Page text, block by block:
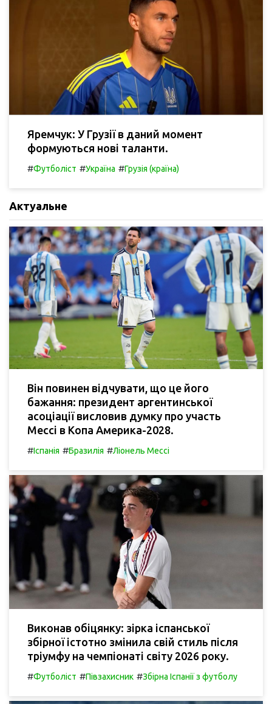
Яремчук: У Грузії в даний момент
формуються нові таланти.
#Футболіст #Україна #Грузія (країна)
Актуальне
Він повинен відчувати, що це його
бажання: президент аргентинської
асоціації висловив думку про участь
Мессі в Копа Америка-2028.
#Іспанія #Бразилія #Ліонель Мессі
Виконав обіцянку: зірка іспанської
збірної істотно змінила свій стиль після
тріумфу на чемпіонаті світу 2026 року.
#Футболіст #Півзахисник #Збірна Іспанії з футболу